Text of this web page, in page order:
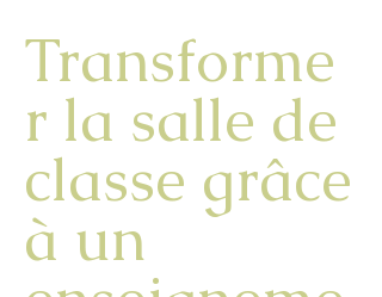
Transforme
r la salle de
classe grâce
à un